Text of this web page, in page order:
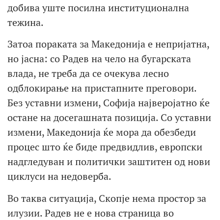
добива уште посилна институционална
тежина.
Затоа пораката за Македонија е непријатна,
но јасна: со Радев на чело на бугарската
влада, не треба да се очекува лесно
одблокирање на пристапните преговори.
Без уставни измени, Софија најверојатно ќе
остане на досегашната позиција. Со уставни
измени, Македонија ќе мора да обезбеди
процес што ќе биде предвидлив, европски
надгледуван и политички заштитен од нови
циклуси на недоверба.
Во таква ситуација, Скопје нема простор за
илузии. Радев не е нова страница во